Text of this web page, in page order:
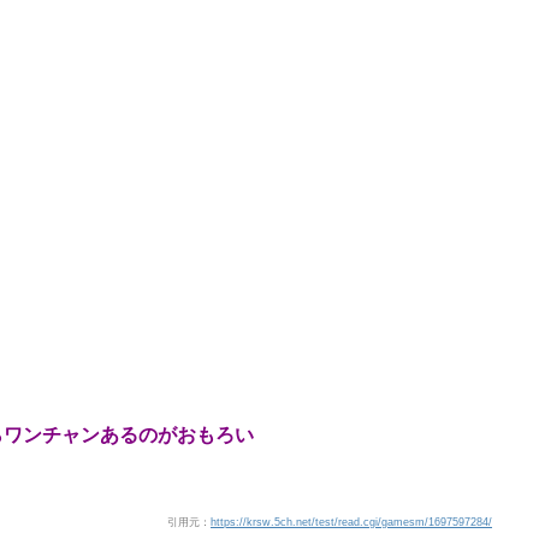
ンチャンあるのがおもろい
引用元： https://krsw.5ch.net/test/read.cgi/gamesm/1697597284/